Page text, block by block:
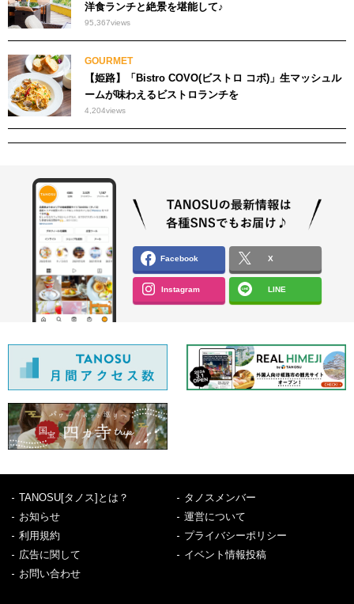
洋食ランチと絶景を堪能して♪
95,367views
GOURMET
【姫路】「Bistro COVO(ビストロ コボ)」生マッシュル
ームが味わえるビストロランチを
4,204views
Facebook X
Instagram LINE
TANOSU[タノス]とは？
タノスメンバー
お知らせ
運営について
利用規約
プライバシーポリシー
広告に関して
イベント情報投稿
お問い合わせ